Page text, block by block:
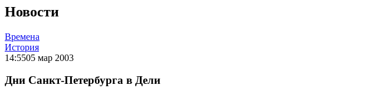
Новости
Времена
История
14:5505 мар 2003
Дни Санкт-Петербурга в Дели